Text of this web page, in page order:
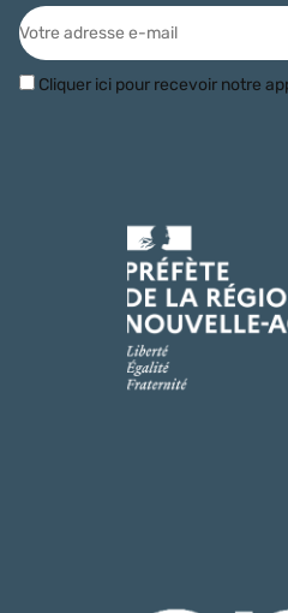
Cliquer ici pour recevoir notre